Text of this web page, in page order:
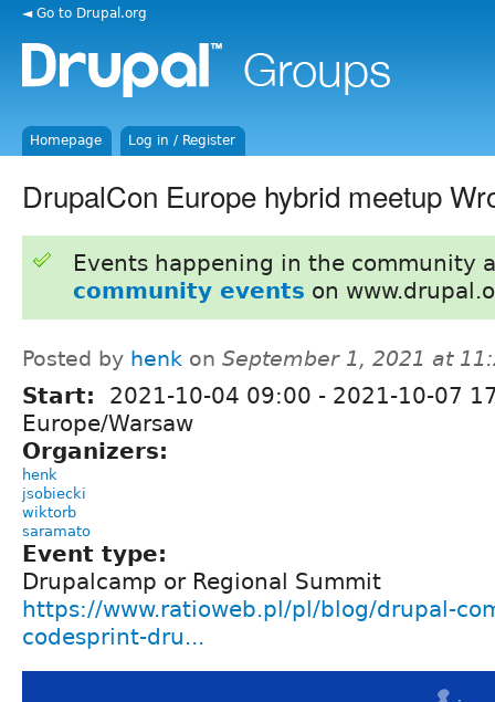
◄ Go to Drupal.org
Homepage Log in / Register
DrupalCon Europe hybrid meetup
Events happening in the community
community events on
Posted by henk on September 1, 2021 at
Start: 2021-10-04 09:00 - 2021-10-07
Europe/Warsaw
Organizers:
henk
jsobiecki
wiktorb
saramato
Event type:
Drupalcamp or Regional Summit
https://www.ratioweb.pl/pl/blog/drupal-
codesprint-dru...